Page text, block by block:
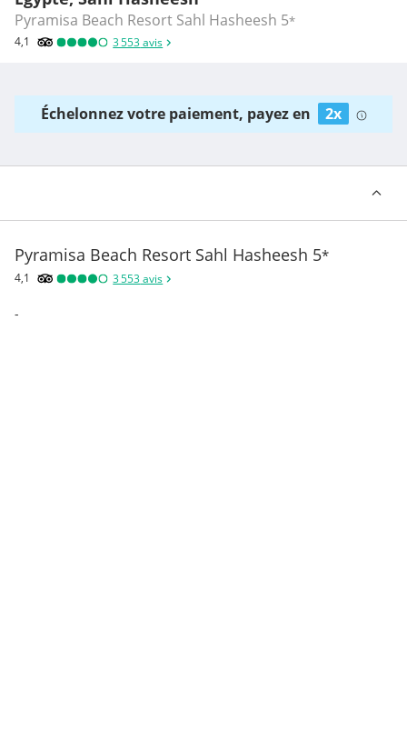
Pyramisa Beach Resort Sahl Hasheesh 5*
4,1 3 553avis
Échelonnez votre paiement, payez en 2x
Pyramisa Beach Resort Sahl Hasheesh 5*
4,1 3 553avis
-